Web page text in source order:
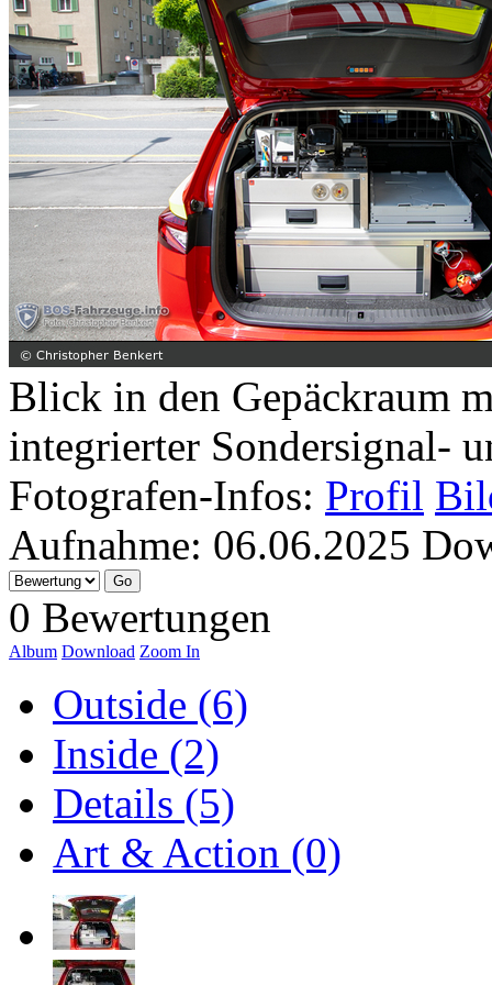
Blick in den Gepäckraum
integrierter Sondersignal-
Fotografen-Infos: Profil
Aufnahme: 06.06.2025
0 Bewertungen
Album Download Zoom In
Outside (6)
Inside (2)
Details (5)
Art & Action (0)